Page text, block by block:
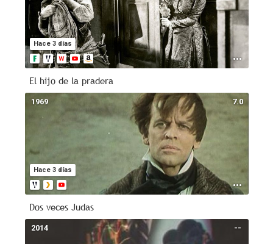
Hace 3 días
El hijo de la pradera
7.0
Hace 3 días
1969
Dos veces Judas
--
2014